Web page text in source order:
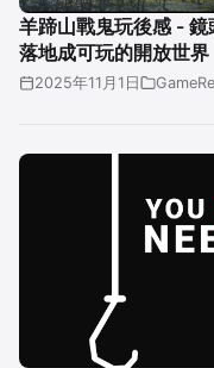
羊蹄山戰鬼玩後感 -
落地成可玩的開放世界
2025年11月1日